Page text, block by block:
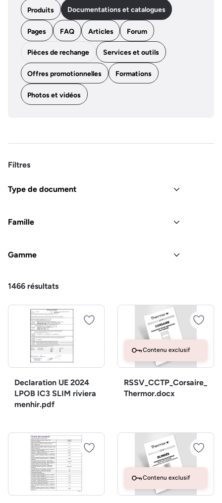
Produits Documentations et catalogues
Pages FAQ Articles Forum
Pièces de rechange Services et outils
Offres promotionnelles Formations
Photos et vidéos
Filtres
Type de document
Famille
Gamme
1466 résultats
Declaration UE 2024
LPOB IC3 SLIM riviera
menhir.pdf
Contenu exclusif
RSSV_CCTP_Corsaire_
Thermor.docx
Contenu exclusif